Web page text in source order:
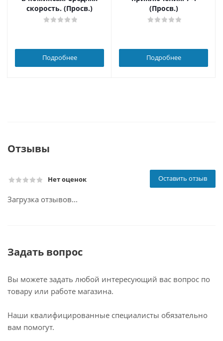
скорость. (Просв.)
Подробнее
(Просв.)
Подробнее
Отзывы
Нет оценок Оставить отзыв
Загрузка отзывов...
Задать вопрос
Вы можете задать любой интересующий вас вопрос по
товару или работе магазина.
Наши квалифицированные специалисты обязательно
вам помогут.